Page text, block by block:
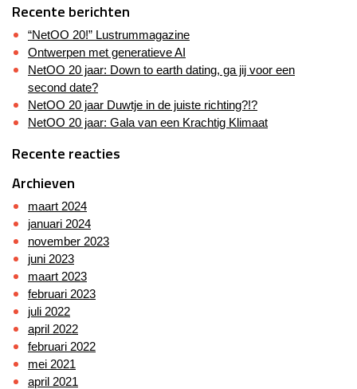
Recente berichten
“NetOO 20!” Lustrummagazine
Ontwerpen met generatieve AI
NetOO 20 jaar: Down to earth dating, ga jij voor een
second date?
NetOO 20 jaar Duwtje in de juiste richting?!?
NetOO 20 jaar: Gala van een Krachtig Klimaat
Recente reacties
Archieven
maart 2024
januari 2024
november 2023
juni 2023
maart 2023
februari 2023
juli 2022
april 2022
februari 2022
mei 2021
april 2021